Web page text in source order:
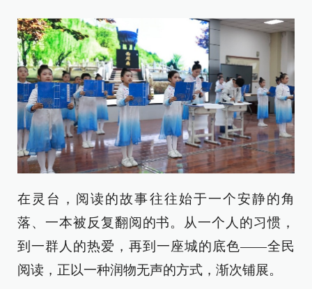
在灵台，阅读的故事往往始于一个安静的角
落、一本被反复翻阅的书。从一个人的习惯，
到一群人的热爱，再到一座城的底色——全民
阅读，正以一种润物无声的方式，渐次铺展。